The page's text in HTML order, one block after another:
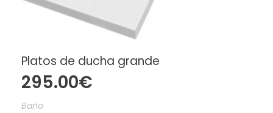
Platos de ducha grande
295.00€
Baño